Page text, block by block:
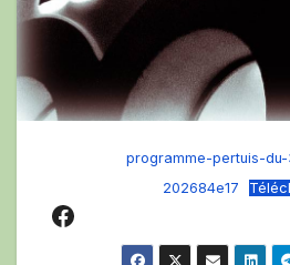
programme-pertuis-
202684e17
Facebook